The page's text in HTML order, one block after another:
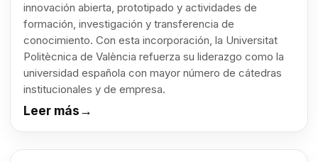
innovación abierta, prototipado y actividades de
formación, investigación y transferencia de
conocimiento. Con esta incorporación, la Universitat
Politècnica de València refuerza su liderazgo como la
universidad española con mayor número de cátedras
institucionales y de empresa.
Leer más→